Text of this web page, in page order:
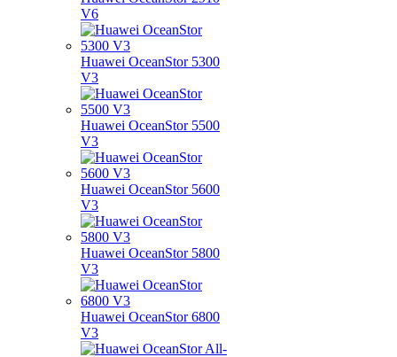
V6
Huawei OceanStor 5300
V3
Huawei OceanStor 5500
V3
Huawei OceanStor 5600
V3
Huawei OceanStor 5800
V3
Huawei OceanStor 6800
V3